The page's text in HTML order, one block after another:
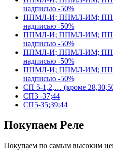
надписью -50%
ППМЛ-И; ППМЛ-ИМ;
надписью -50%
ППМЛ-И; ППМЛ-ИМ;
надписью -50%
ППМЛ-И; ППМЛ-ИМ;
надписью -50%
ППМЛ-И; ППМЛ-ИМ;
надписью -50%
СП 5-1,2,… (кроме
СП3 -37;44
СП5-35;39;44
Покупаем Реле
Покупаем по самым высоким